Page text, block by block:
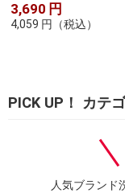
3,690 円
4,059 円 （税込）
PICK UP！ カテ
人気ブランド